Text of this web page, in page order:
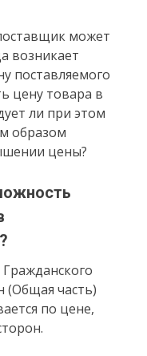
может
возникает
поставляемого
цену товара в
ли при этом
образом
цены?
(Общая часть)
по цене,